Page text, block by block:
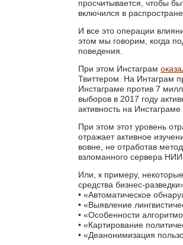
просчитывается, чтобы
включился в
И все это операции
этом мы говорим, когда
поведения.
При этом Инстаграм
Твиттером. На Интаграм
Инстаграме против 7
выборов в 2017 году
активность на
При этом этот уровень
отражает активное
вовне, не отработав
взломанного сервера
Или, к примеру,
средства бизнес-
• «Автоматическое
• «Выявление
• «Особенности
• «Картирование
• «Деанонимизация